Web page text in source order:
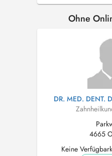
Ohne
DR. MED. DENT.
4665
Keine